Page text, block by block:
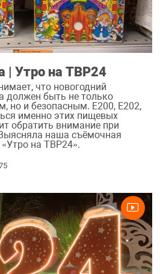
| Утро на ТВР24
что новогодний
должен быть не только
но и безопасным. Е200, Е202,
именно этих пищевых
обратить внимание при
наша съёмочная
на ТВР24».